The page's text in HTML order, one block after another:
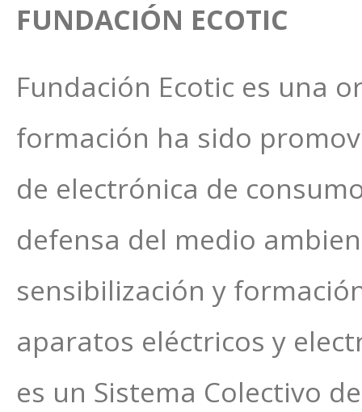
FUNDACIÓN ECOTIC
Fundación Ecotic es una
formación ha sido
de electrónica de
defensa del medio
sensibilización y
aparatos eléctricos y
es un Sistema Colectivo